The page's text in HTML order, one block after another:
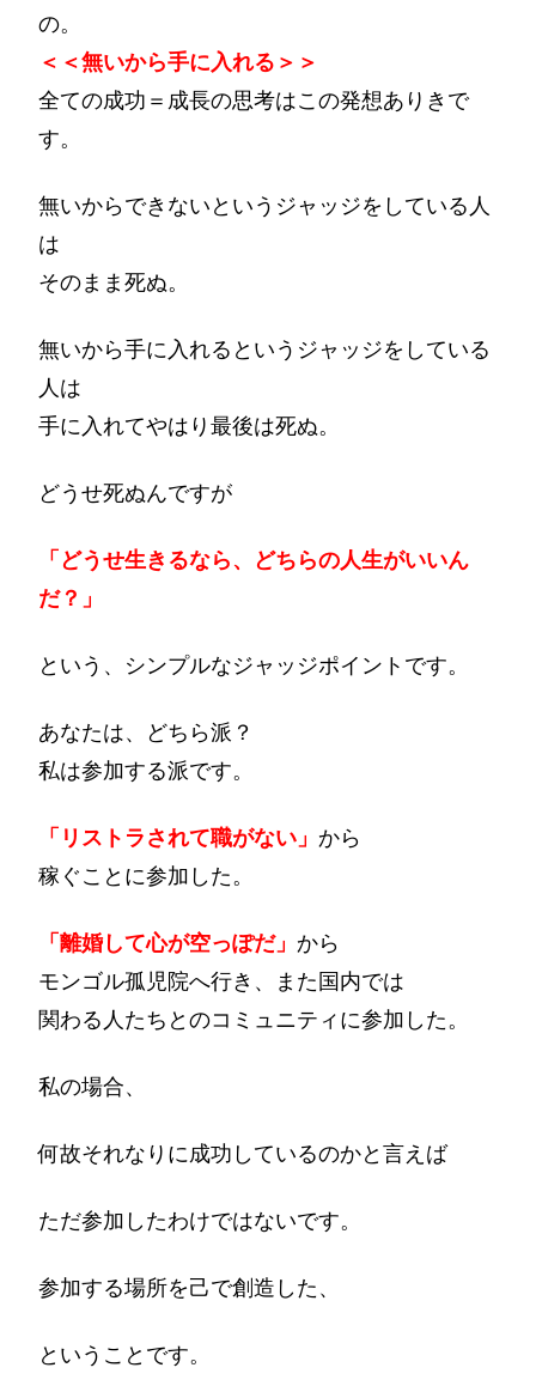
の。
＜＜無いから手に入れる＞＞
全ての成功＝成長の思考はこの発想ありきで
す。
無いからできないというジャッジをしている人
は
そのまま死ぬ。
無いから手に入れるというジャッジをしている
人は
手に入れてやはり最後は死ぬ。
どうせ死ぬんですが
「どうせ生きるなら、どちらの人生がいいん
だ？」
という、シンプルなジャッジポイントです。
あなたは、どちら派？
私は参加する派です。
「リストラされて職がない」 から
稼ぐことに参加した。
「離婚して心が空っぽだ」 から
モンゴル孤児院へ行き、また国内では
関わる人たちとのコミュニティに参加した。
私の場合、
何故それなりに成功しているのかと言えば
ただ参加したわけではないです。
参加する場所を己で創造した、
ということです。